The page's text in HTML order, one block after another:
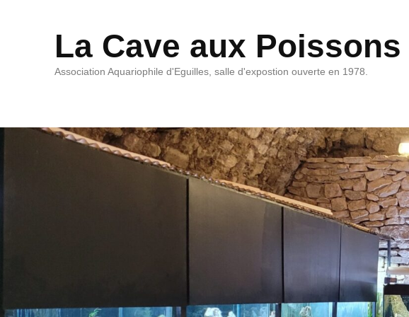
La Cave aux Poissons
Association Aquariophile d'Eguilles, salle d'expostion ouverte en 1978.